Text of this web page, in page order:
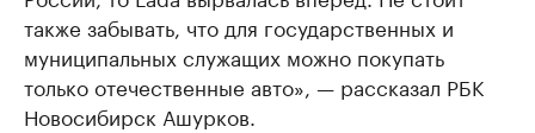
также забывать, что для государственных и
муниципальных служащих можно покупать
только отечественные авто», — рассказал РБК
Новосибирск Ашурков.